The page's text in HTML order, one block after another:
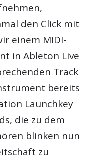
den Click mit
einem MIDI-
in Ableton Live
Track
bereits
Launchkey
die zu dem
blinken nun
zu